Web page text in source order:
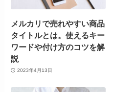
メルカリで売れやすい商品
タイトルとは。使えるキー
ワードや付け方のコツを解
説
2023年4月13日